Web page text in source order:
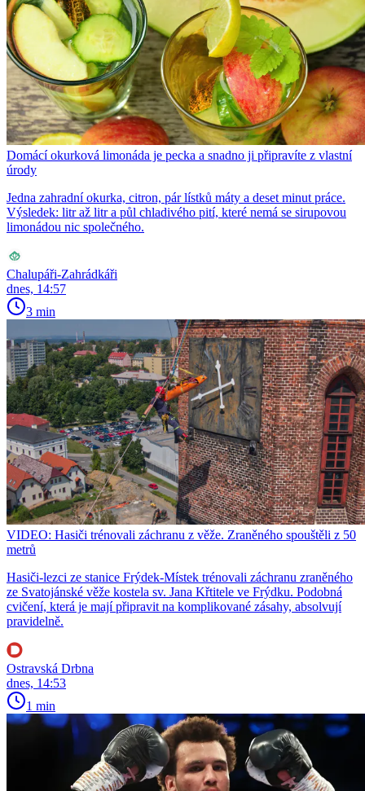
Domácí okurková limonáda je pecka a snadno ji připravíte z vlastní
úrody
Jedna zahradní okurka, citron, pár lístků máty a deset minut práce.
Výsledek: litr až litr a půl chladivého pití, které nemá se sirupovou
limonádou nic společného.
Chalupáři-Zahrádkáři
dnes, 14:57
3 min
VIDEO: Hasiči trénovali záchranu z věže. Zraněného spouštěli z 50
metrů
Hasiči-lezci ze stanice Frýdek-Místek trénovali záchranu zraněného
ze Svatojánské věže kostela sv. Jana Křtitele ve Frýdku. Podobná
cvičení, která je mají připravit na komplikované zásahy, absolvují
pravidelně.
Ostravská Drbna
dnes, 14:53
1 min